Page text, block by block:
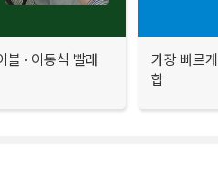
· 이동식 빨래
가장 빠르
합